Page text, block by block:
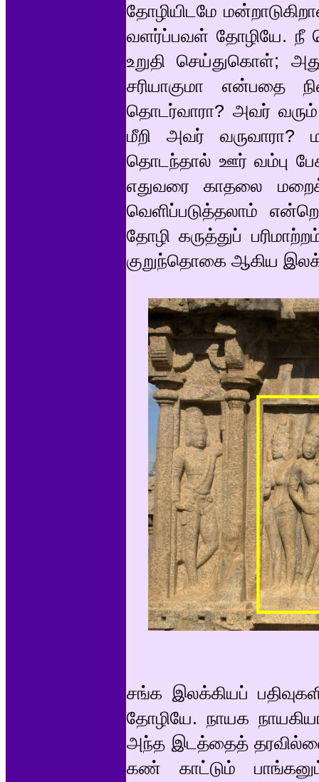
தோழியிடமே
வளர்ப்பவள் தோழியே. நீ
உறுதி செய்துகொள்;
சரியாகுமா என்பதை
தொடர்வாரா? அவர்
மீறி அவர் வருவாரா?
தொடந்தால் ஊர் வம்பு
எதுவரை காதலை
வெளிப்படுத்தலாம்
தோழி கருத்துப்
குறுந்தொகை ஆகிய
சங்க இலக்கியப்
தோழியே. நாயக
அந்த இடத்தைத்
கண் காட்டும்